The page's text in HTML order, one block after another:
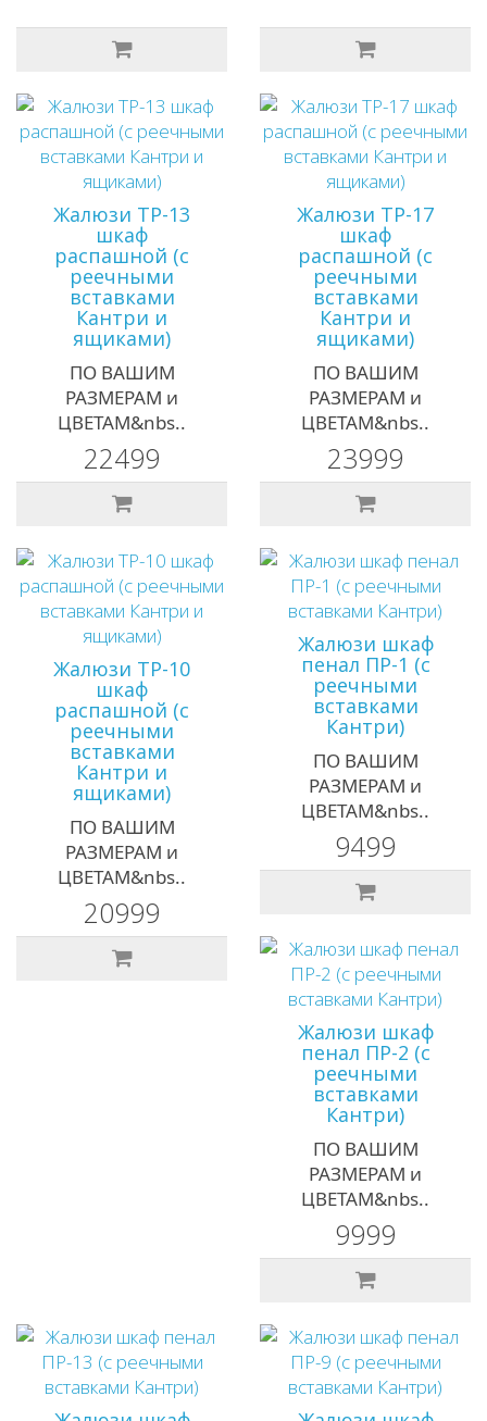
Жалюзи ТР-13
шкаф
распашной (с
реечными
вставками
Кантри и
ящиками)
ПО ВАШИМ
РАЗМЕРАМ и
ЦВЕТАМ&nbs..
22499
Жалюзи ТР-17
шкаф
распашной (с
реечными
вставками
Кантри и
ящиками)
ПО ВАШИМ
РАЗМЕРАМ и
ЦВЕТАМ&nbs..
23999
Жалюзи ТР-10
шкаф
распашной (с
реечными
вставками
Кантри и
ящиками)
ПО ВАШИМ
РАЗМЕРАМ и
ЦВЕТАМ&nbs..
20999
Жалюзи шкаф
пенал ПР-1 (с
реечными
вставками
Кантри)
ПО ВАШИМ
РАЗМЕРАМ и
ЦВЕТАМ&nbs..
9499
Жалюзи шкаф
пенал ПР-2 (с
реечными
вставками
Кантри)
ПО ВАШИМ
РАЗМЕРАМ и
ЦВЕТАМ&nbs..
9999